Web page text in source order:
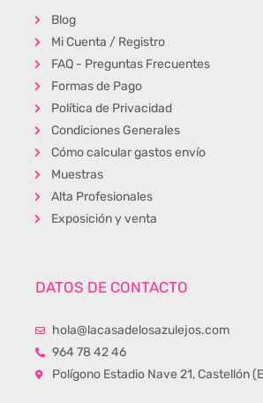
Blog
Mi Cuenta / Registro
FAQ - Preguntas Frecuentes
Formas de Pago
Política de Privacidad
Condiciones Generales
Cómo calcular gastos envío
Muestras
Alta Profesionales
Exposición y venta
DATOS DE CONTACTO
hola@lacasadelosazulejos.com
964 78 42 46
Polígono Estadio Nave 21, Castellón